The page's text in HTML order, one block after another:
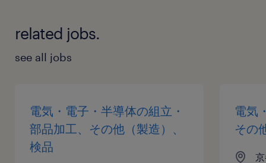
related jobs.
see all jobs
電気・電子・半導体の組立・
部品加工、その他（製造）、
検品
電気
その